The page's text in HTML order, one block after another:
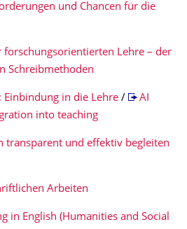
und Chancen für die
forschungsorientierten Lehre – der
Schreibmethoden
Einbindung in die Lehre /
AI
into teaching
transparent und effektiv begleiten
Arbeiten
in English (Humanities and Social